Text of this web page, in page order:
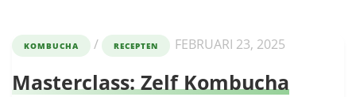
KOMBUCHA / RECEPTEN FEBRUARI 23, 2025
Masterclass: Zelf Kombucha